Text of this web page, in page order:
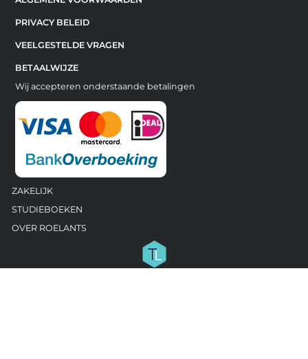
PRIVACY BELEID
VEELGESTELDE VRAGEN
BETAALWIJZE
Wij accepteren onderstaande betalingen
ZAKELIJK
STUDIEBOEKEN
OVER ROELANTS